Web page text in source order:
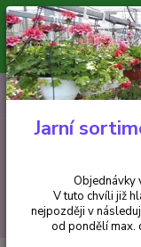
Minimální
V tuto chvíli již hlavní
nejpozději v
+420 602 223 614
Jarní
Objednávky
V tuto chvíli již
nejpozději v
od pondělí max.